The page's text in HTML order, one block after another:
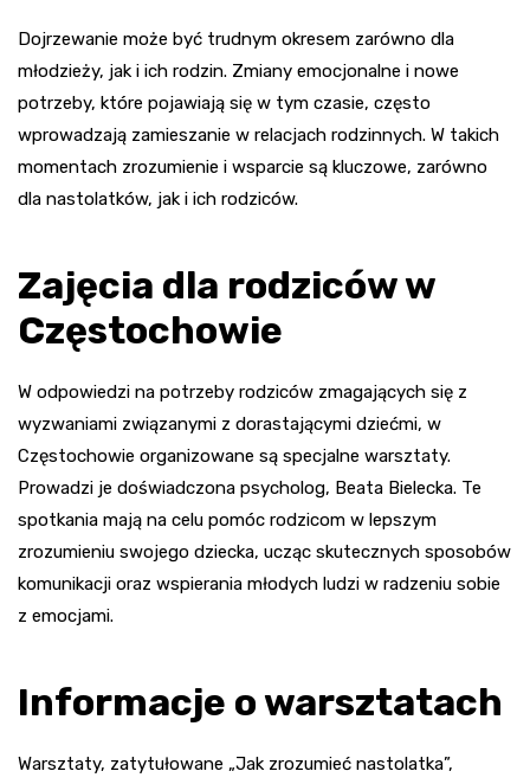
Dojrzewanie może być trudnym okresem zarówno dla
młodzieży, jak i ich rodzin. Zmiany emocjonalne i nowe
potrzeby, które pojawiają się w tym czasie, często
wprowadzają zamieszanie w relacjach rodzinnych. W takich
momentach zrozumienie i wsparcie są kluczowe, zarówno
dla nastolatków, jak i ich rodziców.
Zajęcia dla rodziców w
Częstochowie
W odpowiedzi na potrzeby rodziców zmagających się z
wyzwaniami związanymi z dorastającymi dziećmi, w
Częstochowie organizowane są specjalne warsztaty.
Prowadzi je doświadczona psycholog, Beata Bielecka. Te
spotkania mają na celu pomóc rodzicom w lepszym
zrozumieniu swojego dziecka, ucząc skutecznych sposobów
komunikacji oraz wspierania młodych ludzi w radzeniu sobie
z emocjami.
Informacje o warsztatach
Warsztaty, zatytułowane „Jak zrozumieć nastolatka”,